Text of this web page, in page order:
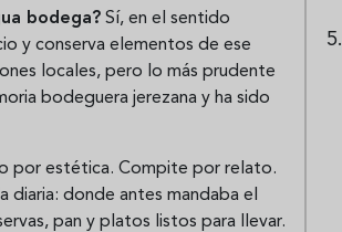
bodega? Sí, en el sentido
y conserva elementos de ese
locales, pero lo más prudente
bodeguera jerezana y ha sido
por estética. Compite por relato.
diaria: donde antes mandaba el
pan y platos listos para llevar.